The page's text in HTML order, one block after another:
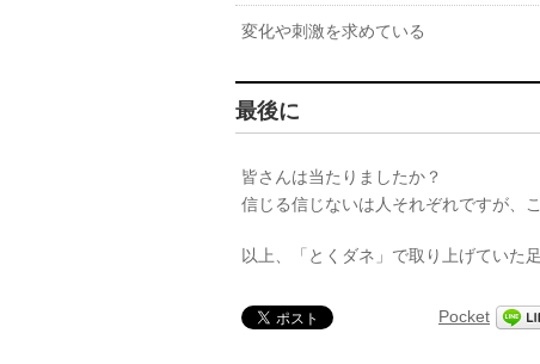
変化や刺激を求めている
最後に
皆さんは当たりましたか？
信じる信じないは人それぞれですが、
以上、「とくダネ」で取り上げていた
Pocket